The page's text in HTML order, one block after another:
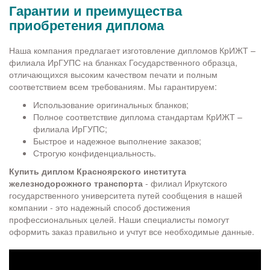
Гарантии и преимущества
приобретения диплома
Наша компания предлагает изготовление дипломов КрИЖТ –
филиала ИрГУПС на бланках Государственного образца,
отличающихся высоким качеством печати и полным
соответствием всем требованиям. Мы гарантируем:
Использование оригинальных бланков;
Полное соответствие диплома стандартам КрИЖТ –
филиала ИрГУПС;
Быстрое и надежное выполнение заказов;
Строгую конфиденциальность.
Купить диплом Красноярского института
железнодорожного транспорта - филиал Иркутского
государственного университета путей сообщения в нашей
компании - это надежный способ достижения
профессиональных целей. Наши специалисты помогут
оформить заказ правильно и учтут все необходимые данные.